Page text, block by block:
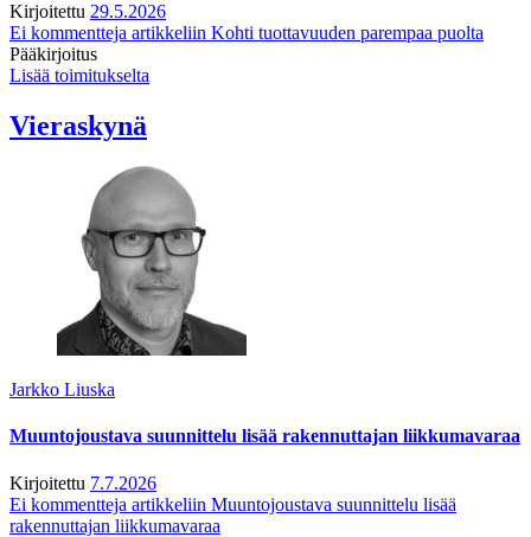
Kirjoitettu 29.5.2026
Ei kommentteja artikkeliin Kohti tuottavuuden parempaa puolta
Pääkirjoitus
Lisää toimitukselta
Vieraskynä
Jarkko Liuska
Muuntojoustava suunnittelu lisää rakennuttajan liikkumavaraa
Kirjoitettu 7.7.2026
Ei kommentteja artikkeliin Muuntojoustava suunnittelu lisää
rakennuttajan liikkumavaraa